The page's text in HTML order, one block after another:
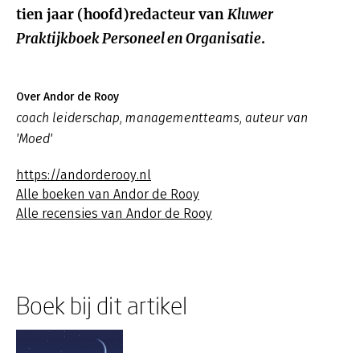
tien jaar (hoofd)redacteur vanKluwer
Praktijkboek Personeel en Organisatie.
Over Andor de Rooy
coach leiderschap, managementteams, auteur van
'Moed'
https://andorderooy.nl
Alle boeken van Andor de Rooy
Alle recensies van Andor de Rooy
Boek bij dit artikel